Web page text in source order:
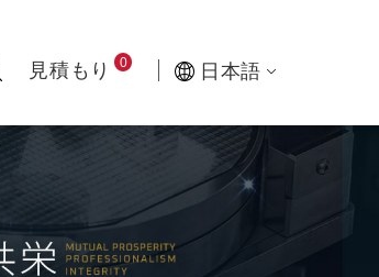
見積もり 0 日本語